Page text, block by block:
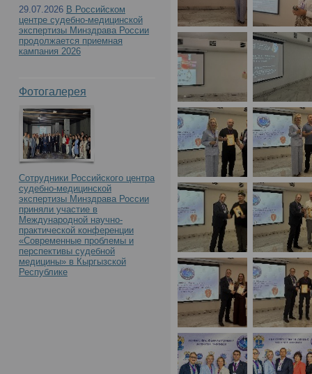
29.07.2026 В Российском
центре судебно-медицинской
экспертизы Минздрава России
продолжается приемная
кампания 2026
Фотогалерея
Сотрудники Российского центра
судебно-медицинской
экспертизы Минздрава России
приняли участие в
Международной научно-
практической конференции
«Современные проблемы и
перспективы судебной
медицины» в Кыргызской
Республике